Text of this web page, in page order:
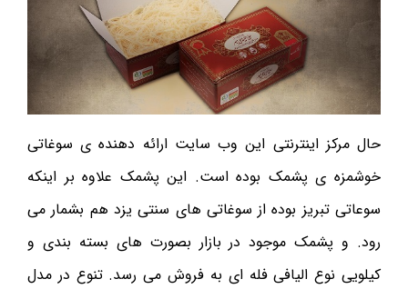
حال مرکز اینترنتی این وب سایت ارائه دهنده ی سوغاتی
خوشمزه ی پشمک بوده است. این پشمک علاوه بر اینکه
سوعاتی تبریز بوده از سوغاتی های سنتی یزد هم بشمار می
رود. و پشمک موجود در بازار بصورت های بسته بندی و
کیلویی نوع الیافی فله ای به فروش می رسد. تنوع در مدل